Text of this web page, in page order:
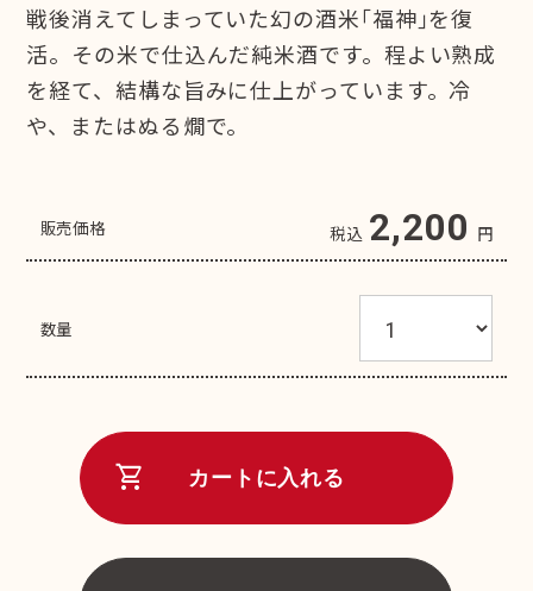
戦後消えてしまっていた幻の酒米｢福神｣を復
活。その米で仕込んだ純米酒です。程よい熟成
を経て、結構な旨みに仕上がっています。冷
や、またはぬる燗で。
販売価格 税込 2,200 円
数量
shopping_cart カートに入れる